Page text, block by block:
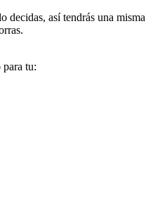
decidas, así tendrás una misma
tu: